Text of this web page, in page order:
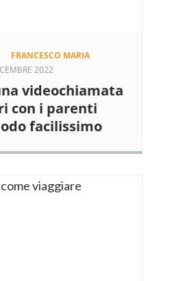
FRANCESCO MARIA
2022
videochiamata
con i parenti
facilissimo